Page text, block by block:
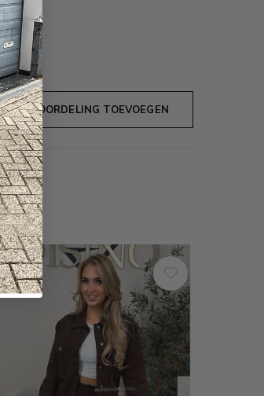
JE BEOORDELING TOEVOEGEN
SALE
-30%